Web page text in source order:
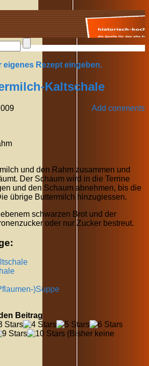
eigenes Rezept eingeben.
Kaltschale
Add comments
und den Rahm zusammen und
Der Schaum wird in die Terrine
und den Schaum abnehmen, bis die
übrige Buttermilch hinzugiessen.
schwarzen Brot und der
oder nur Zucker bestreut.
)Suppe
Beitrag
(Bisher keine